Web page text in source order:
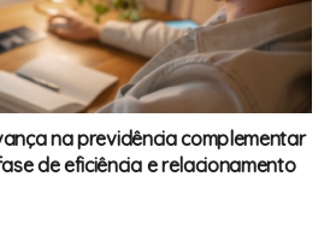
na previdência complementar
de eficiência e relacionamento